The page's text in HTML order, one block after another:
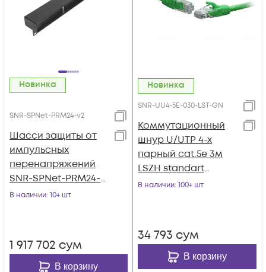
Новинка
SNR-SPNet-PRM24-v2
Шасси защиты от
импульсных
перенапряжений
SNR-SPNet-PRM24-
V2
В наличии: 10+ шт
1 917 702 сум
В корзину
Новинка
SNR-UU4-5E-030-LST-GN
Коммутационный
шнур U/UTP 4-х
парный cat.5e 3м
LSZH standart
зеленый
В наличии: 100+ шт
34 793 сум
В корзину